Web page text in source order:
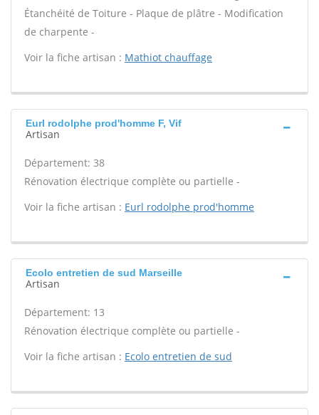
Étanchéité de Toiture - Plaque de plâtre - Modification
de charpente -
Voir la fiche artisan : Mathiot chauffage
Eurl rodolphe prod'homme F, Vif
Artisan
Département: 38
Rénovation électrique complète ou partielle -
Voir la fiche artisan : Eurl rodolphe prod'homme
Ecolo entretien de sud Marseille
Artisan
Département: 13
Rénovation électrique complète ou partielle -
Voir la fiche artisan : Ecolo entretien de sud